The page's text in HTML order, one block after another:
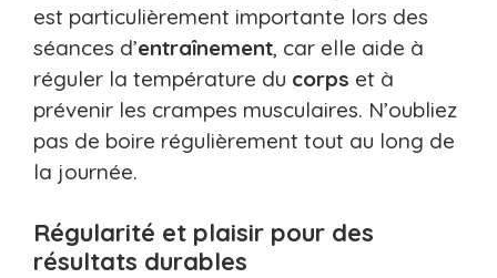
est particulièrement importante lors des
séances d’entraînement, car elle aide à
réguler la température du corps et à
prévenir les crampes musculaires. N’oubliez
pas de boire régulièrement tout au long de
la journée.
Régularité et plaisir pour des
résultats durables